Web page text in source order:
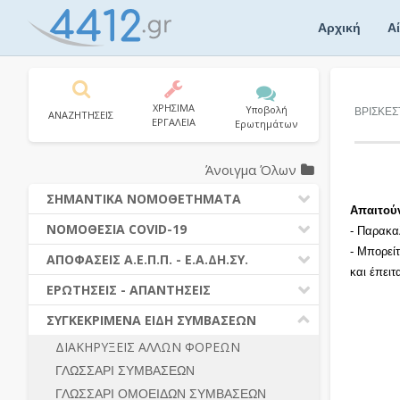
Αρχική
-
-
και
ΑΝΑΖΗΤΗΣΕΙΣ
ΧΡΗΣΙΜΑ
ΕΡΓΑΛΕΙΑ
Υποβολή
Ερωτημάτων
Άνοιγμα Όλων
ΣΗΜΑΝΤΙΚΑ ΝΟΜΟΘΕΤΗΜΑΤΑ
ΔΗΜΟΣΙΕΣ ΣΥΜΒΑΣΕΙΣ (Ν. 4412/2016)
ΔΗΜΟΤΙΚΟΣ ΚΩΔΙΚΑΣ (Ν.3463/2006)
ΚΑΛΛΙΚΡΑΤΗΣ (Ν.3852/2010)
ΝΟΜΟΘΕΣΙΑ - ΝΟΜΟΛΟΓΙΑ (ΣΥΝΟΛΟ)
ΝΟΜΟΘΕΣΙΑ COVID-19
ΝΟΜΟΘΕΣΙΑ - ΝΟΜΟΛΟΓΙΑ COVID -19
ΕΡΩΤΗΣΕΙΣ - ΑΠΑΝΤΗΣΕΙΣ
ΑΠΟΦΑΣΕΙΣ Α.Ε.Π.Π. - Ε.Α.ΔΗ.ΣΥ.
ΠΡΟΔΙΚΑΣΤΙΚΗ ΠΡΟΣΦΥΓΗ
ΓΕΝΙΚΟΙ ΚΑΝΟΝΕΣ
ΔΙΚΑΙΟΥΜΕΝΟΙ ΣΥΜΜΕΤΟΧΗΣ
ΠΡΟΣΦΟΡΕΣ – ΔΙΚΑΙΟΛΟΓΗΤΙΚΑ
ΣΥΜΜΕΤΟΧΗΣ
ΕΡΩΤΗΣΕΙΣ - ΑΠΑΝΤΗΣΕΙΣ
Ν. 4782/2021 - ΤΡΟΠΟΠΟΙΗΣΗ
4412/2016
ΔΙΕΞΑΓΩΓΗ ΔΙΑΔΙΚΑΣΙΑΣ
ΔΙΑΔΙΚΑΣΙΕΣ ΑΝΑΘΕΣΗΣ
ΣΥΓΚΕΚΡΙΜΕΝΑ ΕΙΔΗ ΣΥΜΒΑΣΕΩΝ
ΔΙΑΚΗΡΥΞΕΙΣ ΑΛΛΩΝ ΦΟΡΕΩΝ
ΓΛΩΣΣΑΡΙ ΣΥΜΒΑΣΕΩΝ
ΓΛΩΣΣΑΡΙ ΟΜΟΕΙΔΩΝ ΣΥΜΒΑΣΕΩΝ